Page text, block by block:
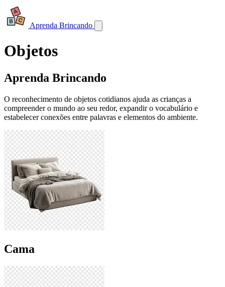
Aprenda Brincando
Objetos
Aprenda Brincando
O reconhecimento de objetos cotidianos ajuda as crianças a
compreender o mundo ao seu redor, expandir o vocabulário e
estabelecer conexões entre palavras e elementos do ambiente.
Cama